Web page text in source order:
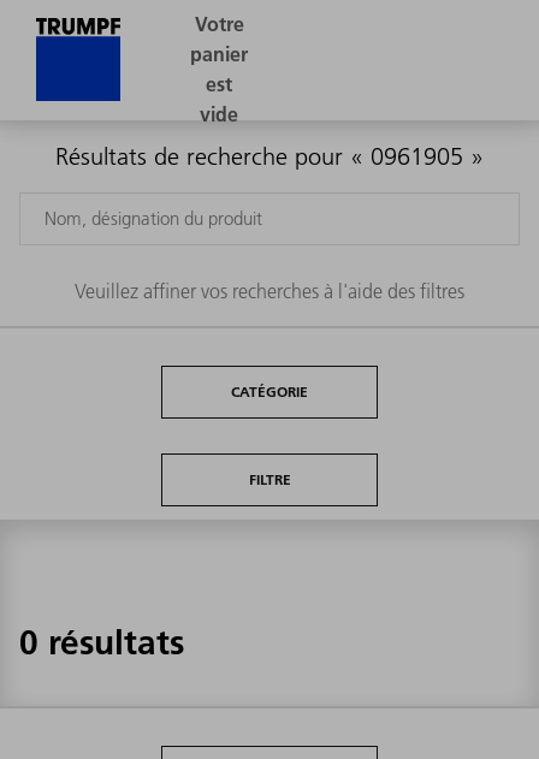
Résultats de recherche pour « 0961905 »
Veuillez affiner vos recherches à l'aide des filtres
CATÉGORIE
FILTRE
0 résultats